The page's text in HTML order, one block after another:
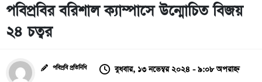
পবিপ্রবির বরিশাল ক্যাম্পাসে উন্মোচিত বিজয়
২৪ চত্বর
পবিপ্রবি প্রতিনিধি বুধবার, ১৩ নভেম্বর ২০২৪ - ৯:০৮ অপরাহ্ন